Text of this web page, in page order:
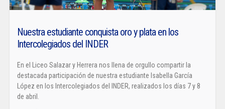
Nuestra estudiante conquista oro y plata en los
Intercolegiados del INDER
En el Liceo Salazar y Herrera nos llena de orgullo compartir la
destacada participación de nuestra estudiante Isabella García
López en los Intercolegiados del INDER, realizados los días 7 y 8
de abril.